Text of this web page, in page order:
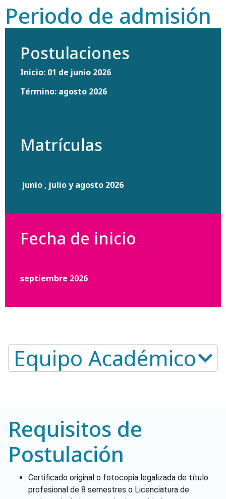
Periodo de admisión
Postulaciones
Inicio: 01 de junio 2026
Término: agosto 2026
Matrículas
junio , julio y agosto 2026
Fecha de inicio
septiembre 2026
Equipo Académico​
Requisitos de
Postulación
Certificado original o fotocopia legalizada de título
profesional de 8 semestres o Licenciatura de